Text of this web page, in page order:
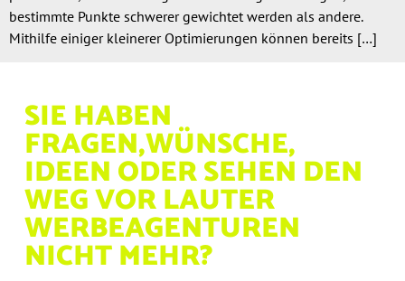
bestimmte Punkte schwerer gewichtet werden als andere.
Mithilfe einiger kleinerer Optimierungen können bereits […]
SIE HABEN
FRAGEN,WÜNSCHE,
IDEEN ODERSEHEN DEN
WEG VORLAUTER
WERBEAGENTUREN
NICHT MEHR?